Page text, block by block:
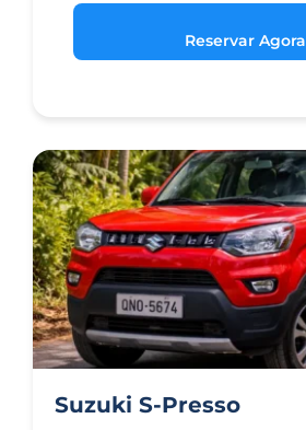
Reservar Agora
Suzuki S-Presso